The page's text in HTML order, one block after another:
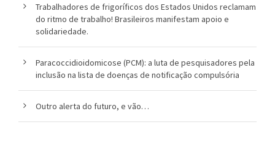
Trabalhadores de frigoríficos dos Estados Unidos reclamam
do ritmo de trabalho! Brasileiros manifestam apoio e
solidariedade.
Paracoccidioidomicose (PCM): a luta de pesquisadores pela
inclusão na lista de doenças de notificação compulsória
Outro alerta do futuro, e vão…